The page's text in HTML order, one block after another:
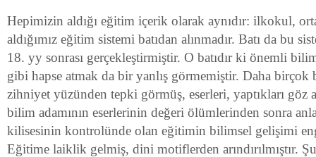
Hepimizin aldığı eğitim içerik olarak aynıdır: ilkokul,
aldığımız eğitim sistemi batıdan alınmadır. Batı da bu
18. yy sonrası gerçekleştirmiştir. O batıdır ki önemli
gibi hapse atmak da bir yanlış görmemiştir. Daha birçok
zihniyet yüzünden tepki görmüş, eserleri, yaptıkları göz
bilim adamının eserlerinin değeri ölümlerinden sonra
kilisesinin kontrolünde olan eğitimin bilimsel gelişimi
Eğitime laiklik gelmiş, dini motiflerden arındırılmıştır.